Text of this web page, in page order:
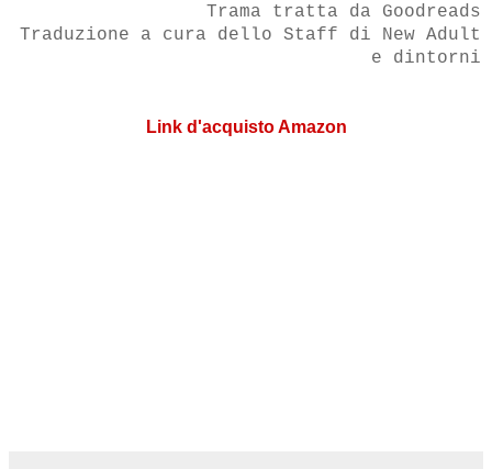
Trama tratta da Goodreads
Traduzione a cura dello Staff di New Adult
e dintorni
Link d'acquisto Amazon